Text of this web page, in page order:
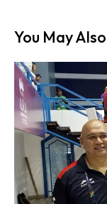
You May